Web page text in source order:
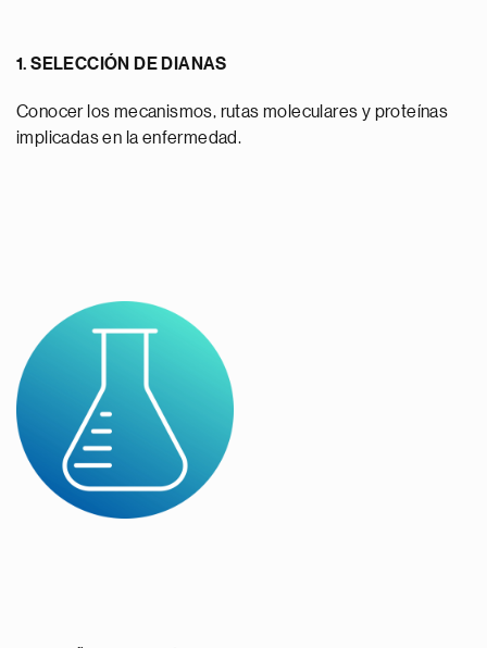
1. SELECCIÓN DE DIANAS
Conocer los mecanismos, rutas moleculares y proteínas
implicadas en la enfermedad.